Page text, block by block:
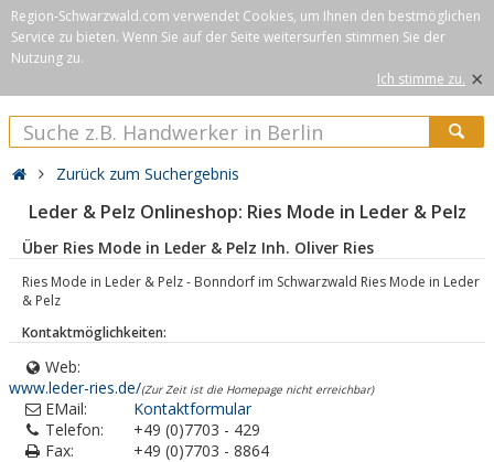
Region-Schwarzwald.com verwendet Cookies, um Ihnen den bestmöglichen
Service zu bieten. Wenn Sie auf der Seite weitersurfen stimmen Sie der
Nutzung zu.
Ich stimme zu. ×
Zurück zum Suchergebnis
Leder & Pelz Onlineshop: Ries Mode in Leder & Pelz
Über Ries Mode in Leder & Pelz Inh. Oliver Ries
Ries Mode in Leder & Pelz - Bonndorf im Schwarzwald Ries Mode in Leder
& Pelz
Kontaktmöglichkeiten:
Web:
www.leder-ries.de/(Zur Zeit ist die Homepage nicht erreichbar)
EMail:
Kontaktformular
Telefon:
+49 (0)7703 - 429
Fax:
+49 (0)7703 - 8864